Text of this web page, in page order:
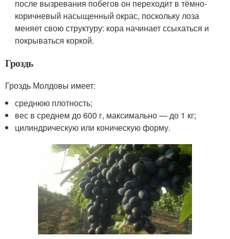
после вызревания побегов он переходит в тёмно-
коричневый насыщенный окрас, поскольку лоза
меняет свою структуру: кора начинает ссыхаться и
покрываться коркой.
Гроздь
Гроздь Молдовы имеет:
среднюю плотность;
вес в среднем до 600 г, максимально — до 1 кг;
цилиндрическую или коническую форму.